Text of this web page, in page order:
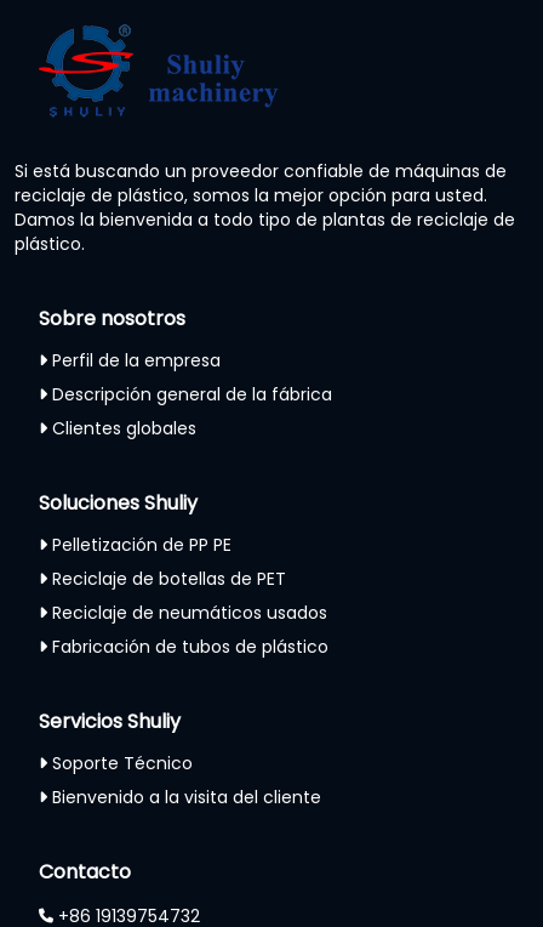
Si está buscando un proveedor confiable de máquinas de
reciclaje de plástico, somos la mejor opción para usted.
Damos la bienvenida a todo tipo de plantas de reciclaje de
plástico.
Sobre nosotros
Perfil de la empresa
Descripción general de la fábrica
Clientes globales
Soluciones Shuliy
Pelletización de PP PE
Reciclaje de botellas de PET
Reciclaje de neumáticos usados
Fabricación de tubos de plástico
Servicios Shuliy
Soporte Técnico
Bienvenido a la visita del cliente
Contacto
+86 19139754732